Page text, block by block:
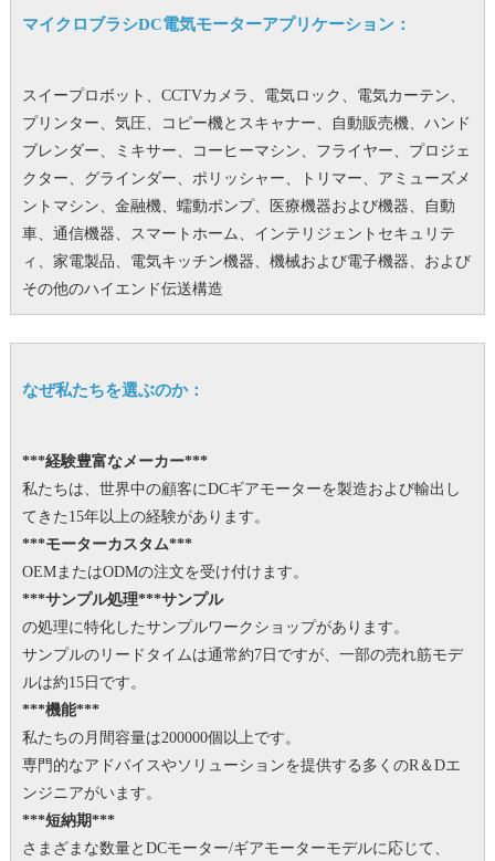
マイクロブラシDC電気モーターアプリケーション：
スイープロボット、CCTVカメラ、電気ロック、電気カーテン、
プリンター、気圧、コピー機とスキャナー、自動販売機、ハンド
ブレンダー、ミキサー、コーヒーマシン、フライヤー、プロジェ
クター、グラインダー、ポリッシャー、トリマー、アミューズメ
ントマシン、金融機、蠕動ポンプ、医療機器および機器、自動
車、通信機器、スマートホーム、インテリジェントセキュリテ
ィ、家電製品、電気キッチン機器、機械および電子機器、および
その他のハイエンド伝送構造
なぜ私たちを選ぶのか：
***経験豊富なメーカー***
私たちは、世界中の顧客にDCギアモーターを製造および輸出し
てきた15年以上の経験があります。
***モーターカスタム***
OEMまたはODMの注文を受け付けます。
***サンプル処理***サンプル
の処理に特化したサンプルワークショップがあります。
サンプルのリードタイムは通常約7日ですが、一部の売れ筋モデ
ルは約15日です。
***機能***
私たちの月間容量は200000個以上です。
専門的なアドバイスやソリューションを提供する多くのR＆Dエ
ンジニアがいます。
***短納期***
さまざまな数量とDCモーター/ギアモーターモデルに応じて、